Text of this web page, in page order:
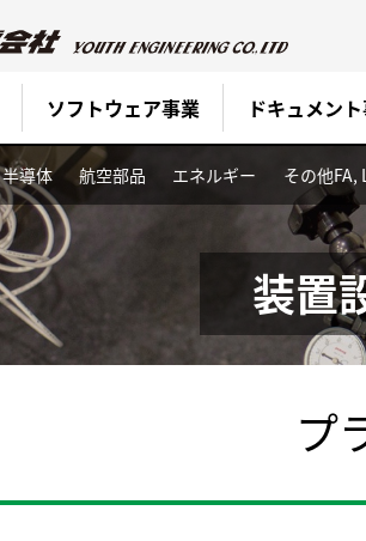
半導体 航空部品 エネルギー その他FA,
ソフトウェア事業 ドキュメン
装置
プ